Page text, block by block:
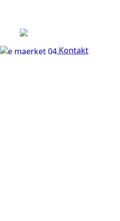
Kontakt